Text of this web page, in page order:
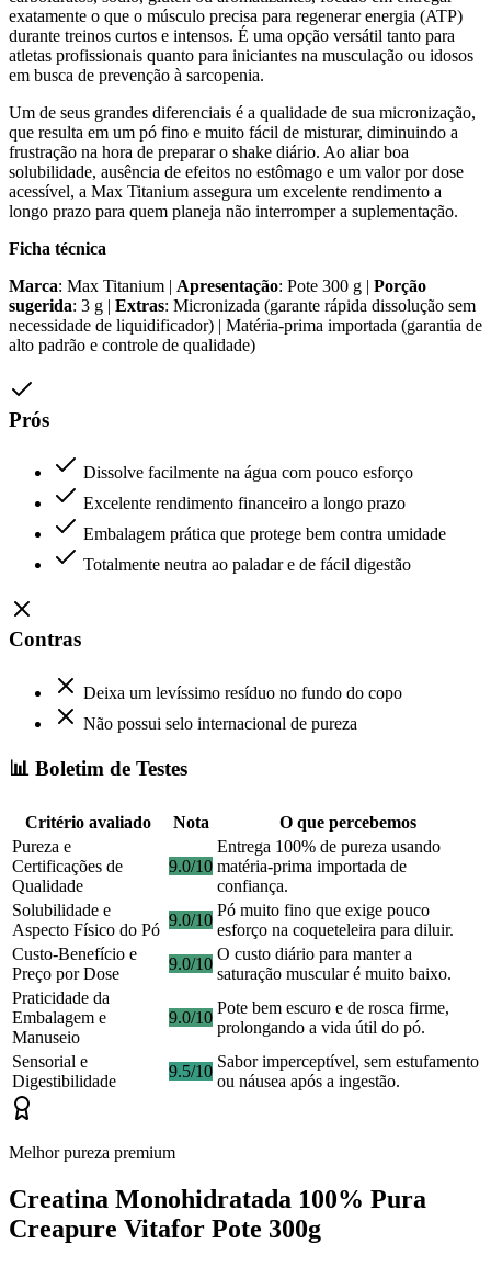
exatamente o que o músculo precisa para regenerar energia (ATP)
durante treinos curtos e intensos. É uma opção versátil tanto para
atletas profissionais quanto para iniciantes na musculação ou idosos
em busca de prevenção à sarcopenia.
Um de seus grandes diferenciais é a qualidade de sua micronização,
que resulta em um pó fino e muito fácil de misturar, diminuindo a
frustração na hora de preparar o shake diário. Ao aliar boa
solubilidade, ausência de efeitos no estômago e um valor por dose
acessível, a Max Titanium assegura um excelente rendimento a
longo prazo para quem planeja não interromper a suplementação.
Ficha técnica
Marca: Max Titanium | Apresentação: Pote 300 g | Porção
sugerida: 3 g | Extras: Micronizada (garante rápida dissolução sem
necessidade de liquidificador) | Matéria-prima importada (garantia de
alto padrão e controle de qualidade)
Prós
Dissolve facilmente na água com pouco esforço
Excelente rendimento financeiro a longo prazo
Embalagem prática que protege bem contra umidade
Totalmente neutra ao paladar e de fácil digestão
Contras
Deixa um levíssimo resíduo no fundo do copo
Não possui selo internacional de pureza
📊 Boletim de Testes
Critério avaliado Nota
O que percebemos
Pureza e
Certificações de
Qualidade
9.0/10
Entrega 100% de pureza usando
matéria-prima importada de
confiança.
Solubilidade e
Aspecto Físico do Pó
9.0/10
Pó muito fino que exige pouco
esforço na coqueteleira para diluir.
Custo-Benefício e
Preço por Dose
9.0/10
O custo diário para manter a
saturação muscular é muito baixo.
Praticidade da
Embalagem e
Manuseio
9.0/10
Pote bem escuro e de rosca firme,
prolongando a vida útil do pó.
Sensorial e
Digestibilidade
9.5/10
Sabor imperceptível, sem estufamento
ou náusea após a ingestão.
Melhor pureza premium
Creatina Monohidratada 100% Pura
Creapure Vitafor Pote 300g